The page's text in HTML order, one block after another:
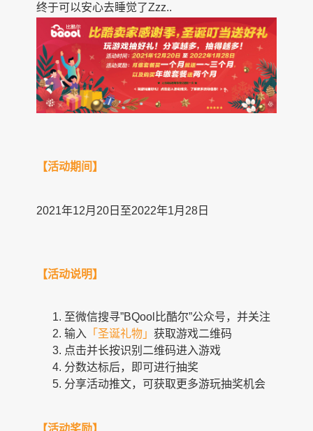
终于可以安心去睡觉了Zzz..
【活动期间】
2021年12月20日至2022年1月28日
【活动说明】
至微信搜寻”BQool比酷尔”公众号，并关注
输入
「圣诞礼物」获取游戏二维码
点击并长按识别二维码进入游戏
分数达标后，即可进行抽奖
分享活动推文，可获取更多游玩抽奖机会